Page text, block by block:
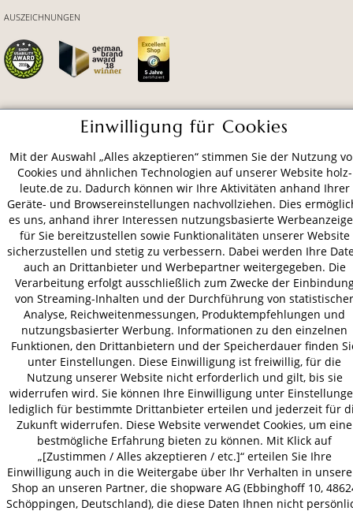
VERSAND
AUSZEICHNUNGEN
AGB Datenschutz
Impressum
© 2026 HOLZ-LEUTE
* Alle Preise inkl. gesetzl. Mehrwertsteuer zzgl.Versandkosten.
Einwilligung für Cookies
Mit der Auswahl „Alles akzeptieren“ stimmen Sie der Nutzung
Cookies und ähnlichen Technologien auf unserer Website holz-
leute.de zu. Dadurch können wir Ihre Aktivitäten anhand Ihrer
Geräte- und Browsereinstellungen nachvollziehen. Dies
es uns, anhand ihrer Interessen nutzungsbasierte
für Sie bereitzustellen sowie Funktionalitäten unserer Website
sicherzustellen und stetig zu verbessern. Dabei werden Ihre
auch an Drittanbieter und Werbepartner weitergegeben. Die
Verarbeitung erfolgt ausschließlich zum Zwecke der
von Streaming-Inhalten und der Durchführung von statistischer
Analyse, Reichweitenmessungen, Produktempfehlungen und
nutzungsbasierter Werbung. Informationen zu den einzelnen
Funktionen, den Drittanbietern und der Speicherdauer finden
unter Einstellungen. Diese Einwilligung ist freiwillig, für die
Nutzung unserer Website nicht erforderlich und gilt, bis sie
widerrufen wird. Sie können Ihre Einwilligung unter
lediglich für bestimmte Drittanbieter erteilen und jederzeit für
Zukunft widerrufen. Diese Website verwendet Cookies, um eine
bestmögliche Erfahrung bieten zu können. Mit Klick auf
„[Zustimmen / Alles akzeptieren / etc.]“ erteilen Sie Ihre
Einwilligung auch in die Weitergabe über Ihr Verhalten in
Shop an unseren Partner, die shopware AG (Ebbinghoff 10,
Schöppingen, Deutschland), die diese Daten Ihnen nicht